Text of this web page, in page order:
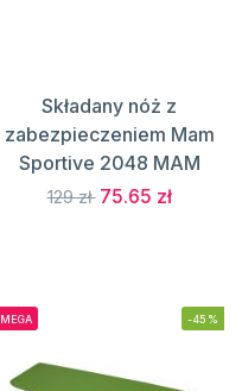
Składany nóż z
zabezpieczeniem Mam
Sportive 2048 MAM
129 zł 75.65 zł
MEGA -45%